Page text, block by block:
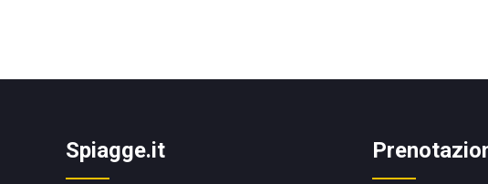
Spiagge.it